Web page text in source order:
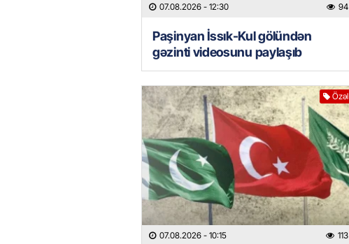
07.08.2026 - 12:30 94
Paşinyan İssık-Kul gölündən
gəzinti videosunu paylaşıb
Özəl
07.08.2026 - 10:15 113